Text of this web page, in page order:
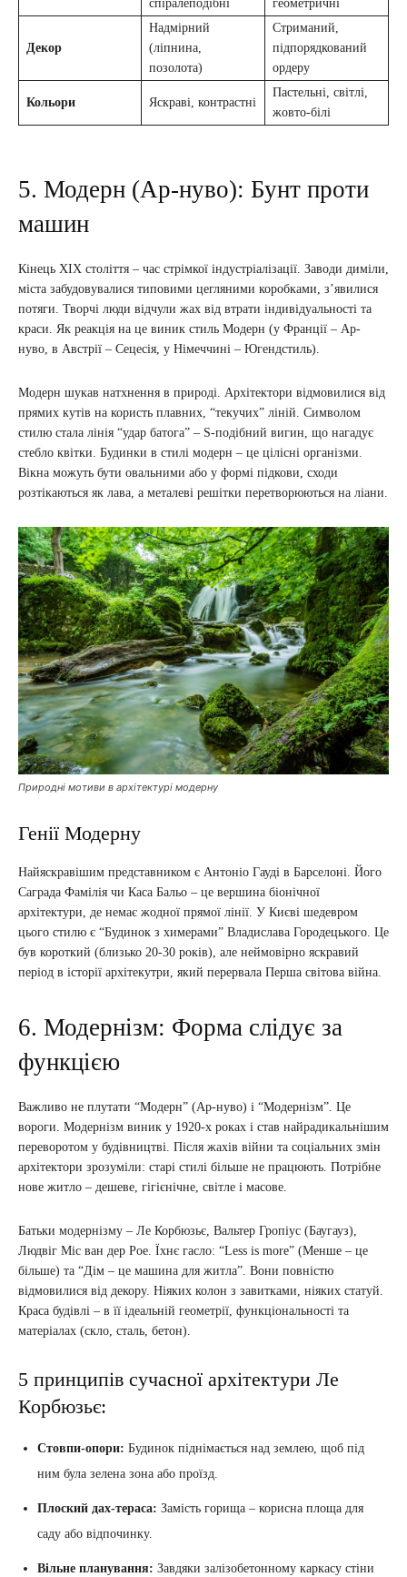
спіралеподібні геометричні
Декор
Надмірний
(ліпнина,
позолота)
Стриманий,
підпорядкований
ордеру
Кольори Яскраві, контрастні
Пастельні, світлі,
жовто-білі
5. Модерн (Ар-нуво): Бунт проти
машин
Кінець XIX століття – час стрімкої індустріалізації. Заводи диміли,
міста забудовувалися типовими цегляними коробками, з’явилися
потяги. Творчі люди відчули жах від втрати індивідуальності та
краси. Як реакція на це виник стиль Модерн (у Франції – Ар-
нуво, в Австрії – Сецесія, у Німеччині – Югендстиль).
Модерн шукав натхнення в природі. Архітектори відмовилися від
прямих кутів на користь плавних, “текучих” ліній. Символом
стилю стала лінія “удар батога” – S-подібний вигин, що нагадує
стебло квітки. Будинки в стилі модерн – це цілісні організми.
Вікна можуть бути овальними або у формі підкови, сходи
розтікаються як лава, а металеві решітки перетворюються на ліани.
Природні мотиви в архітектурі модерну
Генії Модерну
Найяскравішим представником є Антоніо Гауді в Барселоні. Його
Саграда Фамілія чи Каса Бальо – це вершина біонічної
архітектури, де немає жодної прямої лінії. У Києві шедевром
цього стилю є “Будинок з химерами” Владислава Городецького. Це
був короткий (близько 20-30 років), але неймовірно яскравий
період в історії архітекутри, який перервала Перша світова війна.
6. Модернізм: Форма слідує за
функцією
Важливо не плутати “Модерн” (Ар-нуво) і “Модернізм”. Це
вороги. Модернізм виник у 1920-х роках і став найрадикальнішим
переворотом у будівництві. Після жахів війни та соціальних змін
архітектори зрозуміли: старі стилі більше не працюють. Потрібне
нове житло – дешеве, гігієнічне, світле і масове.
Батьки модернізму – Ле Корбюзьє, Вальтер Гропіус (Баугауз),
Людвіг Міс ван дер Рое. Їхнє гасло: “Less is more” (Менше – це
більше) та “Дім – це машина для житла”. Вони повністю
відмовилися від декору. Ніяких колон з завитками, ніяких статуй.
Краса будівлі – в її ідеальній геометрії, функціональності та
матеріалах (скло, сталь, бетон).
5 принципів сучасної архітектури Ле
Корбюзьє:
Стовпи-опори: Будинок піднімається над землею, щоб під
ним була зелена зона або проїзд.
Плоский дах-тераса: Замість горища – корисна площа для
саду або відпочинку.
Вільне планування: Завдяки залізобетонному каркасу стіни